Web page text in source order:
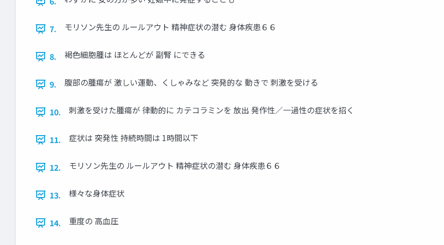
7. モリソン先生の ルールアウト 精神症状の潜む 身体疾患６６
8. 褐色細胞腫は ほとんどが 副腎 にできる
9. 腹部の腫瘍が 激しい運動、くしゃみなど 突発的な 動きで 刺激を受ける
10. 刺激を受けた腫瘍が 律動的に カテコラミンを 放出 発作性／一過性の症状を招く
11. 症状は 突発性 持続時間は 1時間以下
12. モリソン先生の ルールアウト 精神症状の潜む 身体疾患６６
13. 様々な身体症状
14. 重度の 高血圧